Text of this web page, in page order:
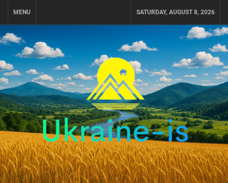
MENU SATURDAY, AUGUST 8, 2026
UKRAINE-IS
ПОДОРОЖI ПО УКРАЇНІ